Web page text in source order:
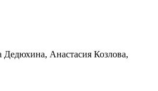
Анастасия Козлова,